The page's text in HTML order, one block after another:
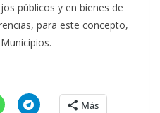
públicos y en bienes de
para este concepto,
Más